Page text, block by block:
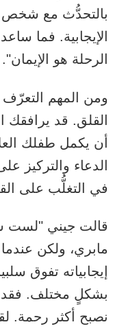
بالتحدُّث مع شخص
الإيجابية. فما
الرحلة هو الإيمان".
ومن المهم التعرّف
القلق. قد
أن يكمل طفلك
الدعاء والتركيز
في التغلُّب على
قالت جيني "لست
مابري، ولكن
إيجابياته تفوق
بشكلٍ مختلف. فقد
نصبح أكثر رحمة.